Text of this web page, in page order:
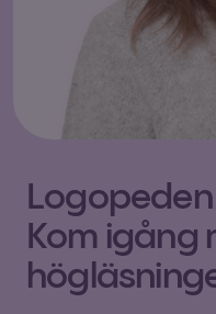
Kom igång